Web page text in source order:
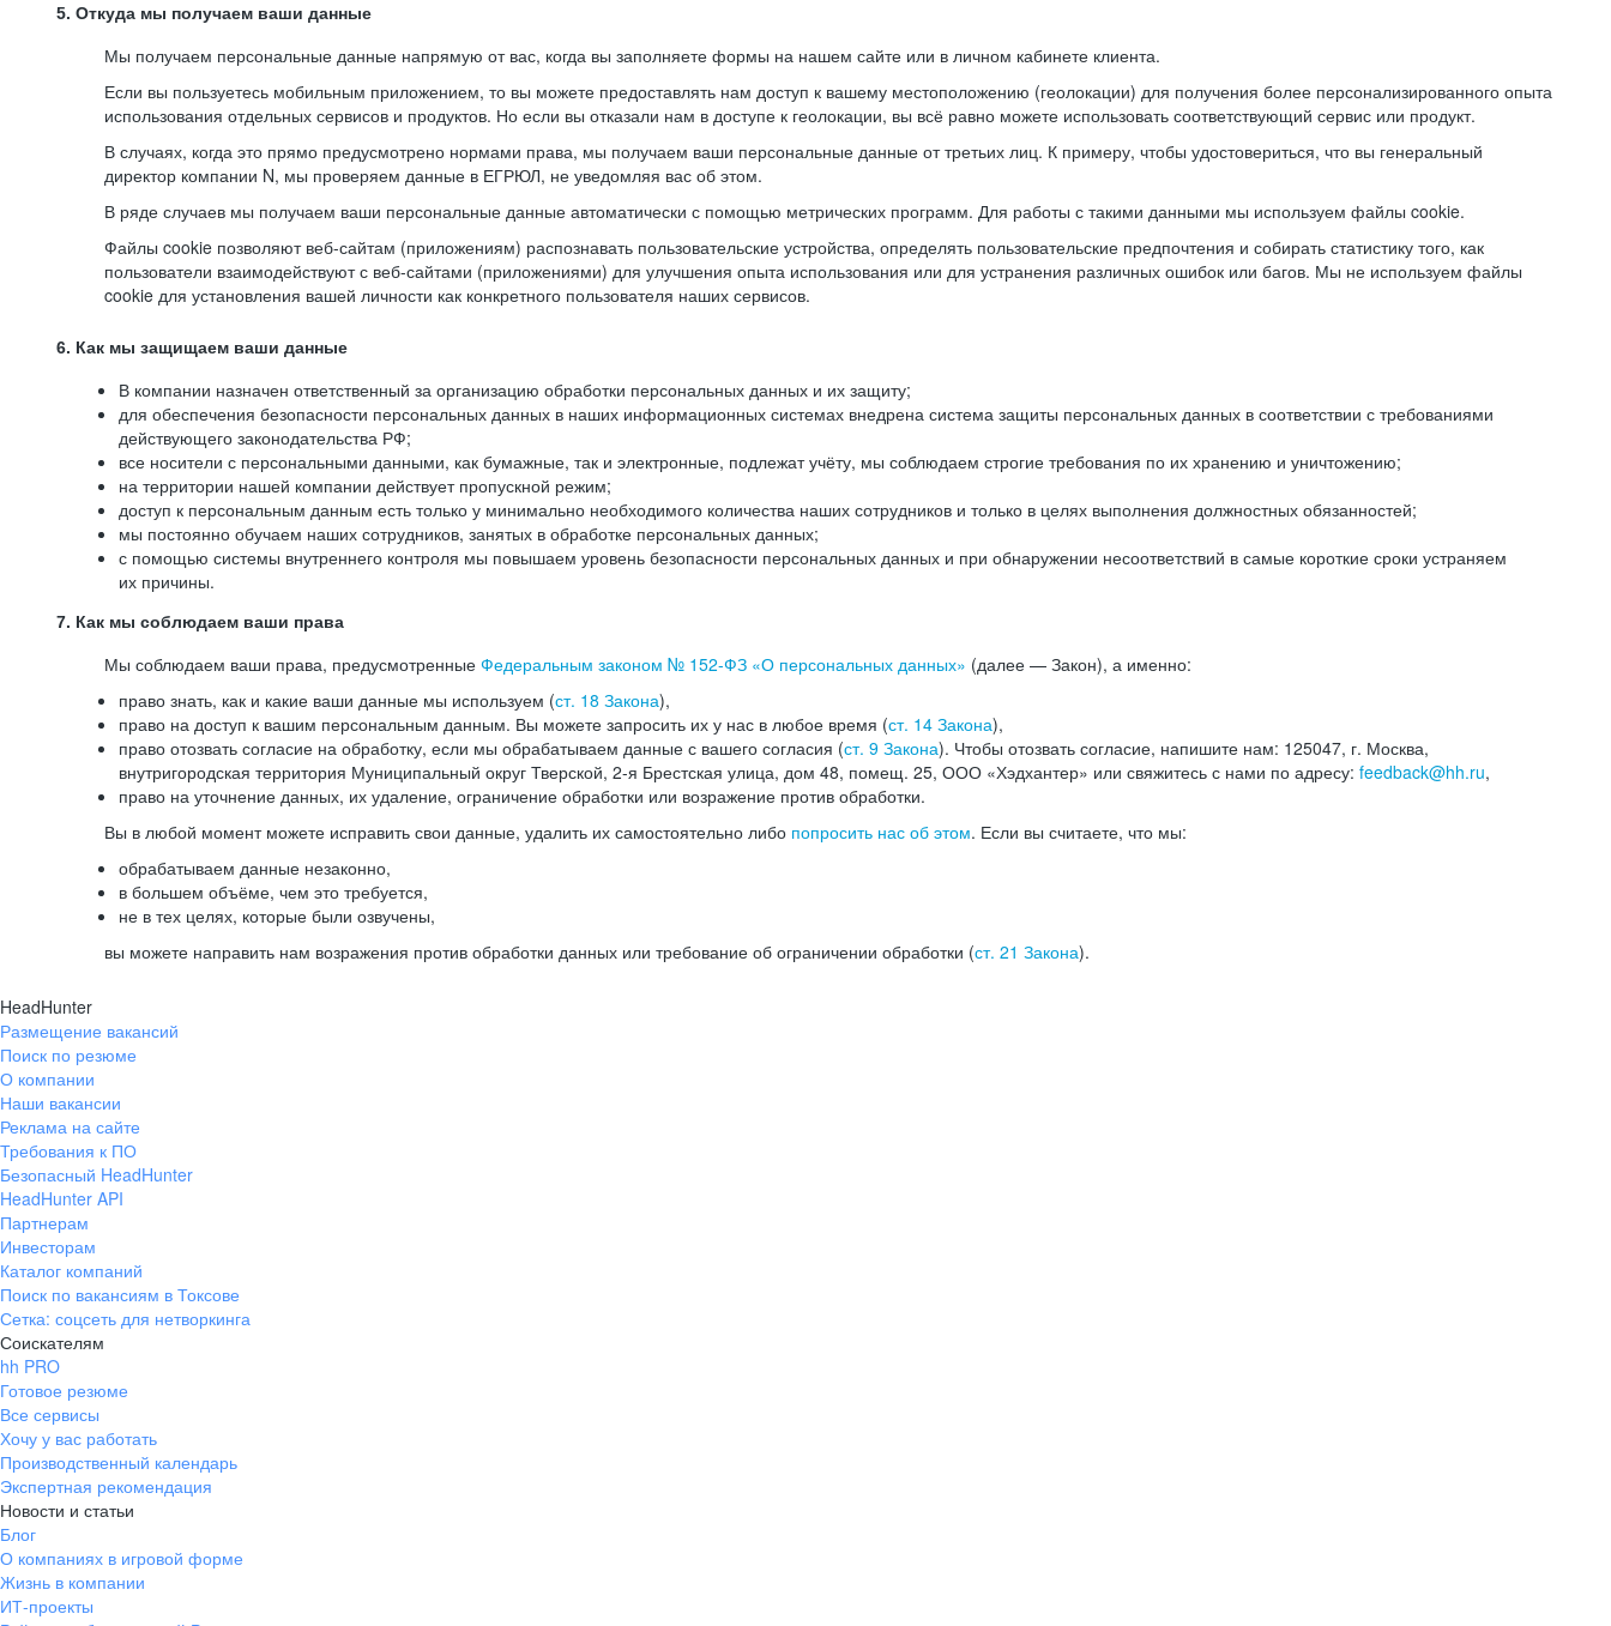
5. Откуда мы получаем ваши данные
Мы получаем персональные данные напрямую от вас, когда вы заполняете формы на нашем сайте или в личном кабинете клиента.
Если вы пользуетесь мобильным приложением, то вы можете предоставлять нам доступ к вашему местоположению (геолокации) для получения более персонализированного опыта
использования отдельных сервисов и продуктов. Но если вы отказали нам в доступе к геолокации, вы всё равно можете использовать соответствующий сервис или продукт.
В случаях, когда это прямо предусмотрено нормами права, мы получаем ваши персональные данные от третьих лиц. К примеру, чтобы удостовериться, что вы генеральный
директор компании N, мы проверяем данные в ЕГРЮЛ, не уведомляя вас об этом.
В ряде случаев мы получаем ваши персональные данные автоматически с помощью метрических программ. Для работы с такими данными мы используем файлы cookie.
Файлы cookie позволяют веб-сайтам (приложениям) распознавать пользовательские устройства, определять пользовательские предпочтения и собирать статистику того, как
пользователи взаимодействуют с веб-сайтами (приложениями) для улучшения опыта использования или для устранения различных ошибок или багов. Мы не используем файлы
cookie для установления вашей личности как конкретного пользователя наших сервисов.
6. Как мы защищаем ваши данные
В компании назначен ответственный за организацию обработки персональных данных и их защиту;
для обеспечения безопасности персональных данных в наших информационных системах внедрена система защиты персональных данных в соответствии с требованиями
действующего законодательства РФ;
все носители с персональными данными, как бумажные, так и электронные, подлежат учёту, мы соблюдаем строгие требования по их хранению и уничтожению;
на территории нашей компании действует пропускной режим;
доступ к персональным данным есть только у минимально необходимого количества наших сотрудников и только в целях выполнения должностных обязанностей;
мы постоянно обучаем наших сотрудников, занятых в обработке персональных данных;
с помощью системы внутреннего контроля мы повышаем уровень безопасности персональных данных и при обнаружении несоответствий в самые короткие сроки устраняем
их причины.
7. Как мы соблюдаем ваши права
Мы соблюдаем ваши права, предусмотренные Федеральным законом № 152-ФЗ «О персональных данных» (далее — Закон), а именно:
право знать, как и какие ваши данные мы используем (ст. 18 Закона),
право на доступ к вашим персональным данным. Вы можете запросить их у нас в любое время (ст. 14 Закона),
право отозвать согласие на обработку, если мы обрабатываем данные с вашего согласия (ст. 9 Закона). Чтобы отозвать согласие, напишите нам: 125047, г. Москва,
внутригородская территория Муниципальный округ Тверской, 2-я Брестская улица, дом 48, помещ. 25, ООО «Хэдхантер» или свяжитесь с нами по адресу: feedback@hh.ru,
право на уточнение данных, их удаление, ограничение обработки или возражение против обработки.
Вы в любой момент можете исправить свои данные, удалить их самостоятельно либо попросить нас об этом. Если вы считаете, что мы:
обрабатываем данные незаконно,
в большем объёме, чем это требуется,
не в тех целях, которые были озвучены,
вы можете направить нам возражения против обработки данных или требование об ограничении обработки (ст. 21 Закона).
HeadHunter
Размещение вакансий
Поиск по резюме
О компании
Наши вакансии
Реклама на сайте
Требования к ПО
Безопасный HeadHunter
HeadHunter API
Партнерам
Инвесторам
Каталог компаний
Поиск по вакансиям в Токсове
Сетка: соцсеть для нетворкинга
Соискателям
hh PRO
Готовое резюме
Все сервисы
Хочу у вас работать
Производственный календарь
Экспертная рекомендация
Новости и статьи
Блог
О компаниях в игровой форме
Жизнь в компании
ИТ-проекты